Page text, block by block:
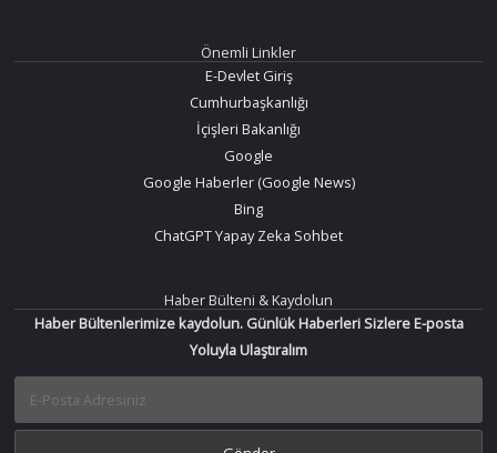
Önemli Linkler
E-Devlet Giriş
Cumhurbaşkanlığı
İçişleri Bakanlığı
Google
Google Haberler (Google News)
Bing
ChatGPT Yapay Zeka Sohbet
Haber Bülteni & Kaydolun
Haber Bültenlerimize kaydolun. Günlük Haberleri Sizlere E-posta
Yoluyla Ulaştıralım